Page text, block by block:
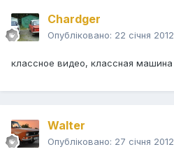
Chardger
Опубліковано: 22 січня 2012
классное видео, классная машина
Walter
Опубліковано: 27 січня 2012